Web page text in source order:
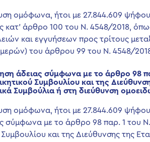
ομόφωνα, ήτοι με 27.844.609
κατ’ άρθρο 100 του Ν. 4548/2018,
και εγγυήσεων προς τρίτους
του άρθρου 99 του Ν. 4548/
άδειας σύμφωνα με το άρθρο 98
Συμβουλίου και της
Συμβούλια ή στη διεύθυνση
ομόφωνα, ήτοι με 27.844.609
σύμφωνα με το άρθρο 98 παρ. 1 του
Συμβουλίου και της Διεύθυνσης της